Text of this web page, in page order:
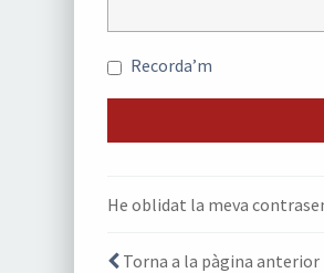
Recorda’m
He oblidat la meva
Torna a la pàgina anterior